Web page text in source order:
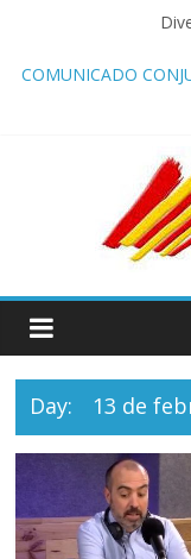
COMUNICADO
Comunicado STAC/
‘Esquadra del
Programa de Radio
STAC/ATC
OPERATIVA DE
Programa de Radio
Day: 13 de